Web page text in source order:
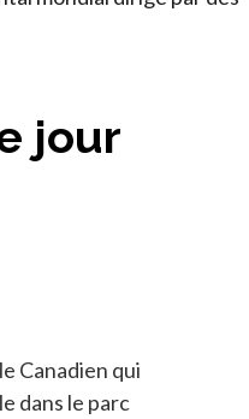
jour
Canadien qui
dans le parc